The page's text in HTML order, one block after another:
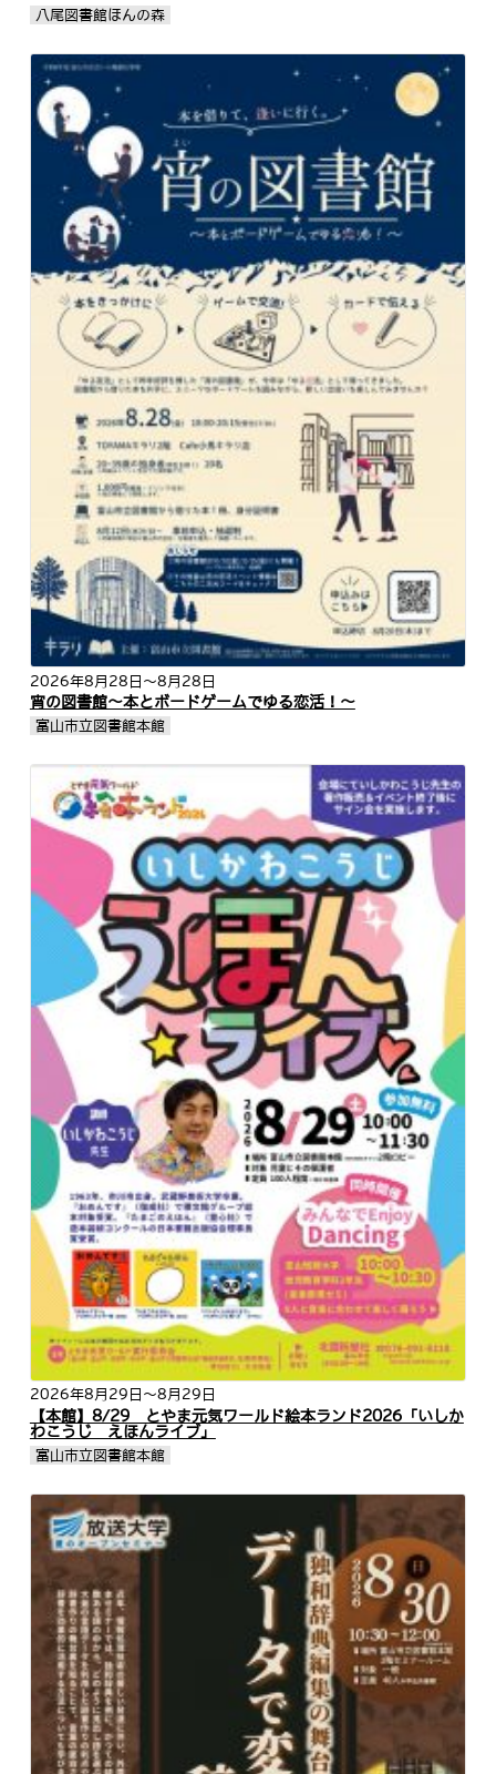
八尾図書館ほんの森
2026年8月28日 ～8月28日
宵の図書館～本とボードゲームでゆる恋活！～
富山市立図書館本館
2026年8月29日 ～8月29日
【本館】8/29 とやま元気ワールド絵本ランド2026「いしか
わこうじ えほんライブ」
富山市立図書館本館